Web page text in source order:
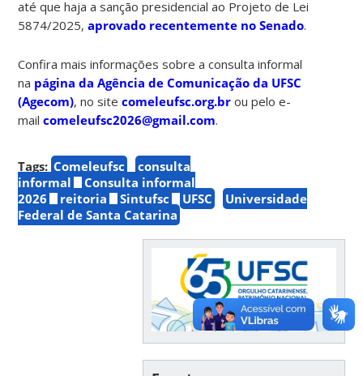
até que haja a sanção presidencial ao Projeto de Lei
5874/2025,aprovado recentemente no Senado.
Confira mais informações sobre a consulta informal
na página da Agência de Comunicação da UFSC
(Agecom), no sitecomeleufsc.org.br ou pelo e-
mailcomeleufsc2026@gmail.com.
Tags: Comeleufsc
consulta
informal
Consulta informal
2026
reitoria Sintufsc UFSC
Universidade
Federal de Santa Catarina